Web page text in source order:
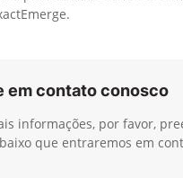
são feitos
em contato conosco